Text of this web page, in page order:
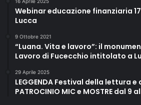
16 Aprile 2025
Webinar educazione finanziaria
Lucca
9 Ottobre 2021
“Luana. Vita e lavoro”: il
Lavoro di Fucecchio intitolato a
29 Aprile 2025
LEGGENDA Festival della lettura
PATROCINIO MIC e MOSTRE dal 9